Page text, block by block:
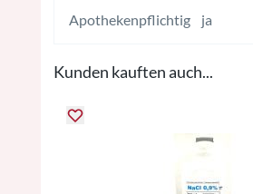
Apothekenpflichtig
ja
Kunden kauften auch...